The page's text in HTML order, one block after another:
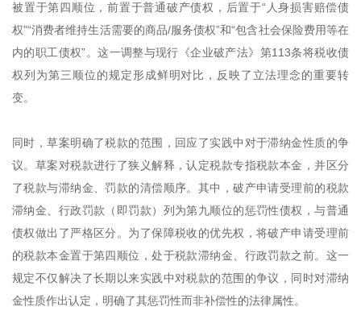
被置于第四顺位，前置于普通破产债权，后置于“人身损害赔偿债
权”“消费者维持生活需要的商品/服务债权”和“包含社会保险费用等在
内的职工债权”。这一调整与现行《企业破产法》第113条将税收债
权列为第三顺位的规定形成鲜明对比，反映了立法理念的重要转
变。
同时，草案明确了税款的范围，回应了实践中对于滞纳金性质的争
议。草案对税款进行了狭义解释，认定税款专指税款本金，并区分
了税款与滞纳金、罚款的清偿顺序。其中，破产申请受理前的税款
滞纳金、行政罚款（即罚款）列为第九顺位的惩罚性债权，与普通
债权做出了严格区分。为了保障税收的优先权，将破产申请受理前
的税款本金置于第四顺位，处于税款滞纳金、行政罚款之前。这一
规定不仅解决了长期以来实践中对税款的范围的争议，同时对滞纳
金性质作出认定，明确了其惩罚性而非补偿性的法律属性。